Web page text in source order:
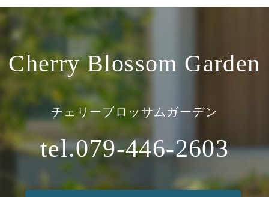
Cherry Blossom Garden
チェリーブロッサムガーデン
tel.079-446-2603